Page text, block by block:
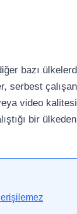
bazı
serbest
video
bir